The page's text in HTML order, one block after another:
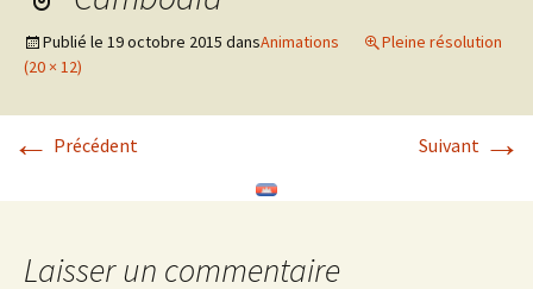
Publié le 19 octobre 2015 dansAnimations
Pleine résolution
(20 × 12)
← Précédent Suivant →
Laisser un commentaire